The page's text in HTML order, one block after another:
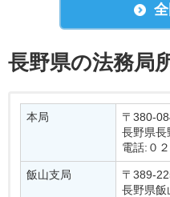
長野県の法務局
本局
〒380-
長野県長
電話:０
飯山支局
〒389-
長野県飯